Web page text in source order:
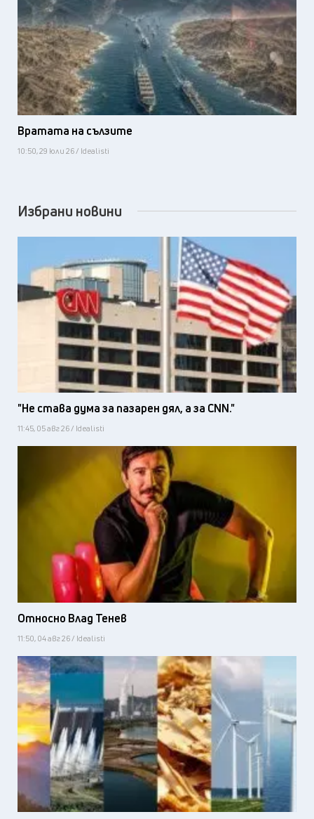
Вратата на сълзите
10:50, 29 юли 26 / Idealisti
Избрани новини
"Не става дума за пазарен дял, а за CNN."
11:45, 05 авг 26 / Idealisti
Относно Влад Тенев
11:50, 04 авг 26 / Idealisti